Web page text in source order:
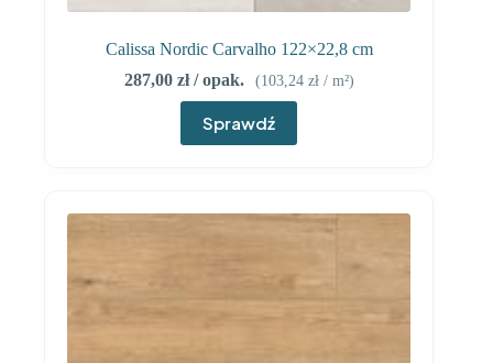
Calissa Nordic Carvalho 122×22,8 cm
287,00 zł/ opak. (103,24 zł/ m²)
Sprawdź